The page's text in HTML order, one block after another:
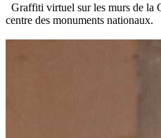
Graffiti virtuel sur les murs de la
centre des monuments nationaux.